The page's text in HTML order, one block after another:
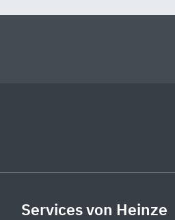
Services von Heinze